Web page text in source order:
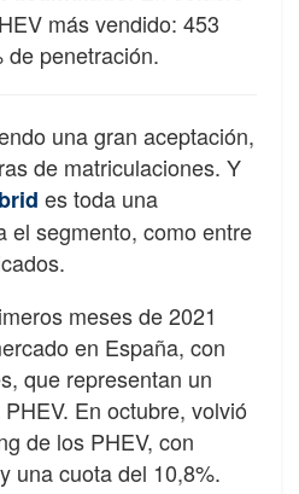
más vendido: 453
de penetración.
una gran aceptación,
de matriculaciones. Y
es toda una
el segmento, como entre
meses de 2021
en España, con
que representan un
En octubre, volvió
de los PHEV, con
una cuota del 10,8%.